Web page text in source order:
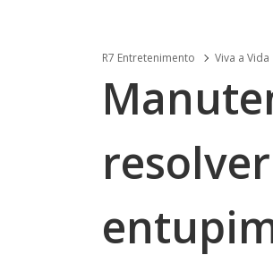
R7 Entretenimento Viva a Vida